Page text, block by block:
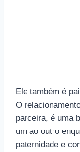
Ele também é
O
parceira, é uma
um ao outro
paternidade e